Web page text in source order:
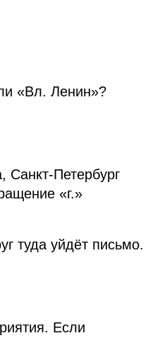
«Вл. Ленин»?
«г.»
туда уйдёт письмо.
Если